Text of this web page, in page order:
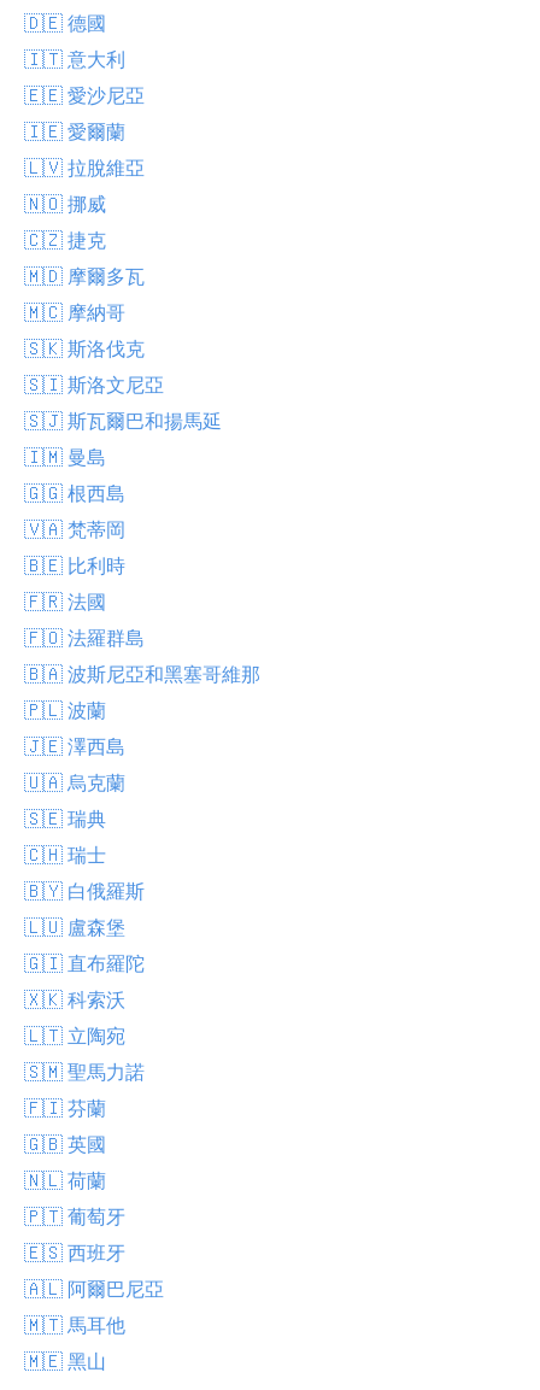
🇩🇪 德國
🇮🇹 意大利
🇪🇪 愛沙尼亞
🇮🇪 愛爾蘭
🇱🇻 拉脫維亞
🇳🇴 挪威
🇨🇿 捷克
🇲🇩 摩爾多瓦
🇲🇨 摩納哥
🇸🇰 斯洛伐克
🇸🇮 斯洛文尼亞
🇸🇯 斯瓦爾巴和揚馬延
🇮🇲 曼島
🇬🇬 根西島
🇻🇦 梵蒂岡
🇧🇪 比利時
🇫🇷 法國
🇫🇴 法羅群島
🇧🇦 波斯尼亞和黑塞哥維那
🇵🇱 波蘭
🇯🇪 澤西島
🇺🇦 烏克蘭
🇸🇪 瑞典
🇨🇭 瑞士
🇧🇾 白俄羅斯
🇱🇺 盧森堡
🇬🇮 直布羅陀
🇽🇰 科索沃
🇱🇹 立陶宛
🇸🇲 聖馬力諾
🇫🇮 芬蘭
🇬🇧 英國
🇳🇱 荷蘭
🇵🇹 葡萄牙
🇪🇸 西班牙
🇦🇱 阿爾巴尼亞
🇲🇹 馬耳他
🇲🇪 黑山